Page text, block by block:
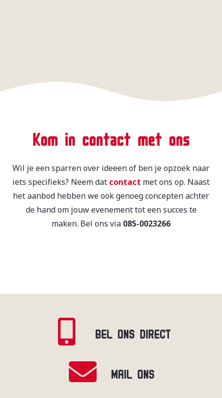
Kom in contact met ons
Wil je een sparren over ideeen of ben je opzoek naar
iets specifieks? Neem dat contact met ons op. Naast
het aanbod hebben we ook genoeg concepten achter
de hand om jouw evenement tot een succes te
maken. Bel ons via 085-0023266
BEL ONS DIRECT
MAIL ONS